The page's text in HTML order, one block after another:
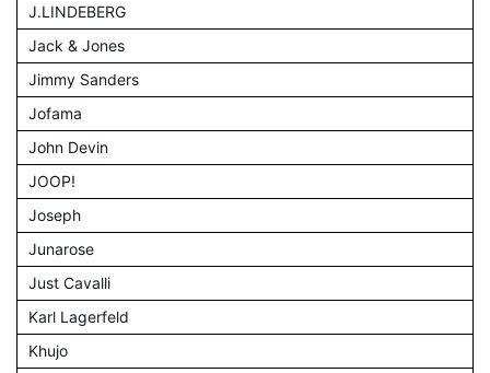
J.LINDEBERG
Jack & Jones
Jimmy Sanders
Jofama
John Devin
JOOP!
Joseph
Junarose
Just Cavalli
Karl Lagerfeld
Khujo